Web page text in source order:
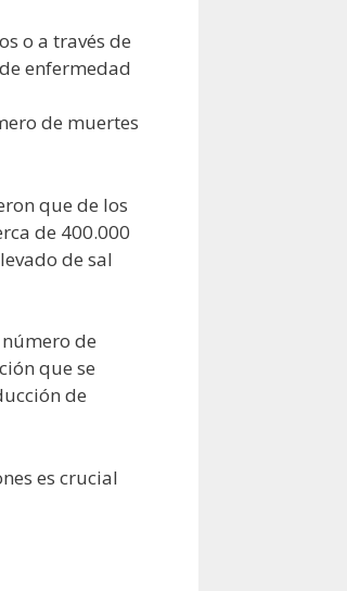
o a través de
enfermedad
de muertes
que de los
de 400.000
de sal
de
que se
de
es crucial